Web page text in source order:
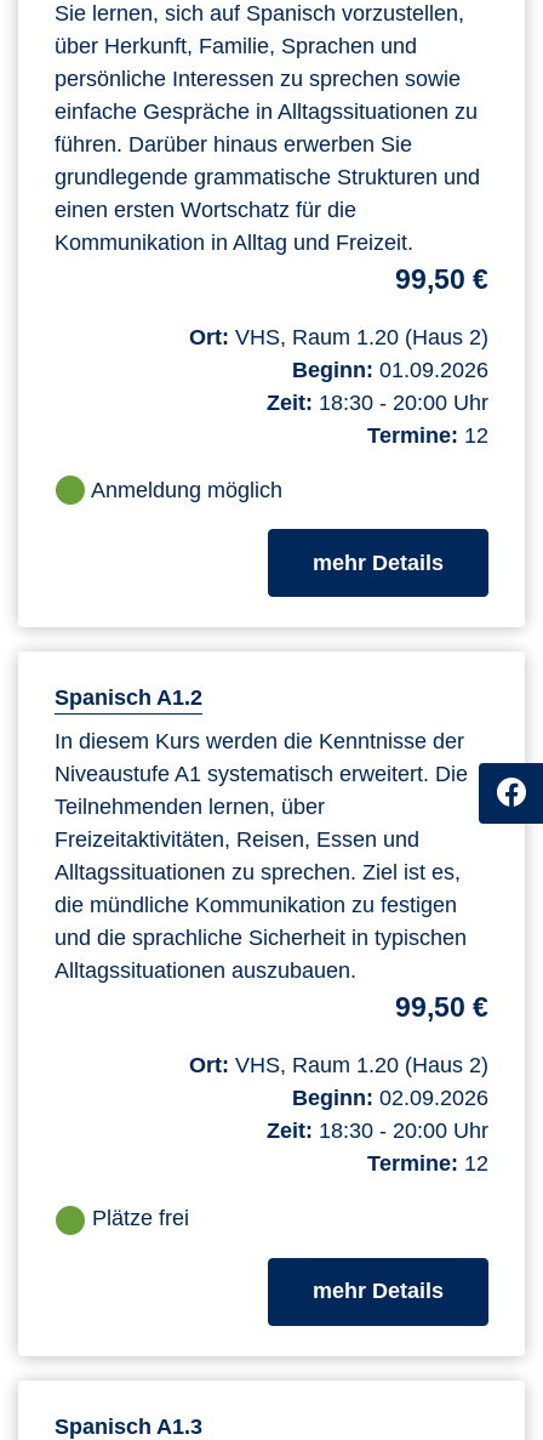
Sie lernen, sich auf Spanisch vorzustellen,
über Herkunft, Familie, Sprachen und
persönliche Interessen zu sprechen sowie
einfache Gespräche in Alltagssituationen zu
führen. Darüber hinaus erwerben Sie
grundlegende grammatische Strukturen und
einen ersten Wortschatz für die
Kommunikation in Alltag und Freizeit.
99,50 €
Ort: VHS, Raum 1.20 (Haus 2)
Beginn: 01.09.2026
Zeit: 18:30 - 20:00 Uhr
Termine: 12
Anmeldung möglich
mehr Detailszum
Spanisch A1.2
In diesem Kurs werden die Kenntnisse der
Niveaustufe A1 systematisch erweitert. Die
Teilnehmenden lernen, über
Freizeitaktivitäten, Reisen, Essen und
Alltagssituationen zu sprechen. Ziel ist es,
die mündliche Kommunikation zu festigen
und die sprachliche Sicherheit in typischen
Alltagssituationen auszubauen.
99,50 €
Ort: VHS, Raum 1.20 (Haus 2)
Beginn: 02.09.2026
Zeit: 18:30 - 20:00 Uhr
Termine: 12
Plätze frei
mehr Detailszum
Spanisch A1.3